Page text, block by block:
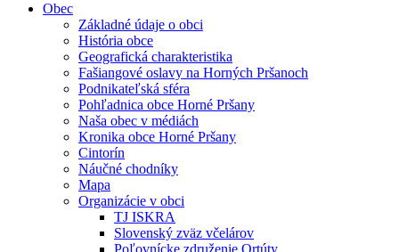
Obec
Základné údaje o obci
História obce
Geografická charakteristika
Fašiangové oslavy na Horných Pršanoch
Podnikateľská sféra
Pohľadnica obce Horné Pršany
Naša obec v médiách
Kronika obce Horné Pršany
Cintorín
Náučné chodníky
Mapa
Organizácie v obci
TJ ISKRA
Slovenský zväz včelárov
Poľovnícke združenie Ortúty